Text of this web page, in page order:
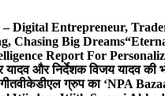
Digital Entrepreneur,
Chasing Big Dreams
Report For
यादव और निर्देशक विजय यादव की
वीकेडीएल ग्रुप का ‘NPA